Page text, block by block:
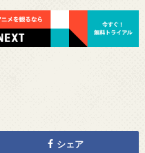
シェア